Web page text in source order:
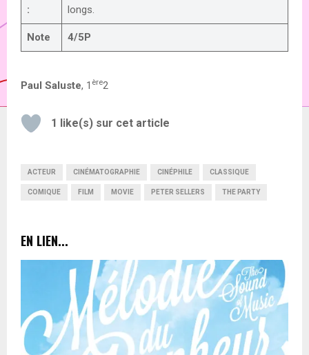
:
longs.
Note 4/5P
Paul Saluste, 1 ère2
1 like(s) sur cet article
ACTEUR CINÉMATOGRAPHIE CINÉPHILE CLASSIQUE
COMIQUE FILM MOVIE PETER SELLERS THE PARTY
EN LIEN...